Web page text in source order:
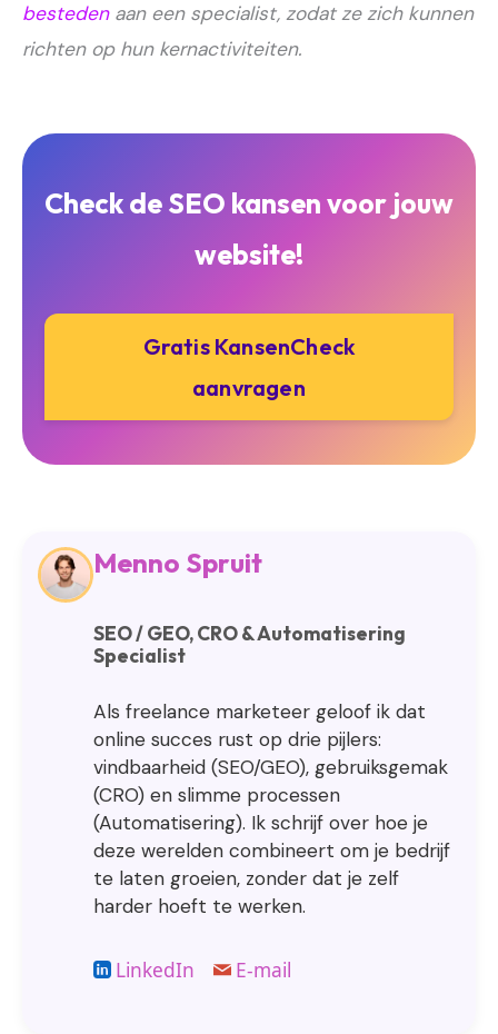
bestedenaan een specialist, zodat ze zich kunnen
richten op hun kernactiviteiten.
Check de SEO kansen voor jouw
website!
Gratis KansenCheck
aanvragen
Menno Spruit
SEO / GEO, CRO & Automatisering
Specialist
Als freelance marketeer geloof ik dat
online succes rust op drie pijlers:
vindbaarheid (SEO/GEO), gebruiksgemak
(CRO) en slimme processen
(Automatisering). Ik schrijf over hoe je
deze werelden combineert om je bedrijf
te laten groeien, zonder dat je zelf
harder hoeft te werken.
LinkedIn E-mail